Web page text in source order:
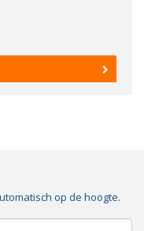
op de hoogte.